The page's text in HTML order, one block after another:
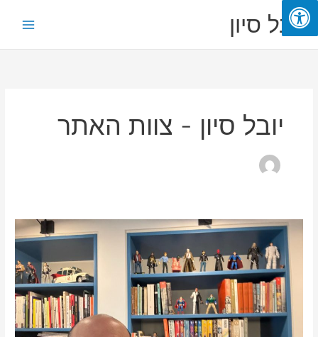
דילוג
לתוכןיובל סיון
יובל סיון - צוות האתר
"ניכרת
התאוששות
מעודדת
בשוק
המקומי
נוכח
פריחתו